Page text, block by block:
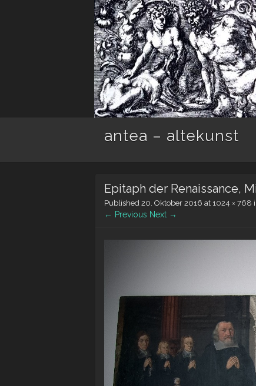
antea – altekunst
Epitaph der Renaissance,
Published 20. Oktober 2016 at 1024 × 768
← Previous Next →